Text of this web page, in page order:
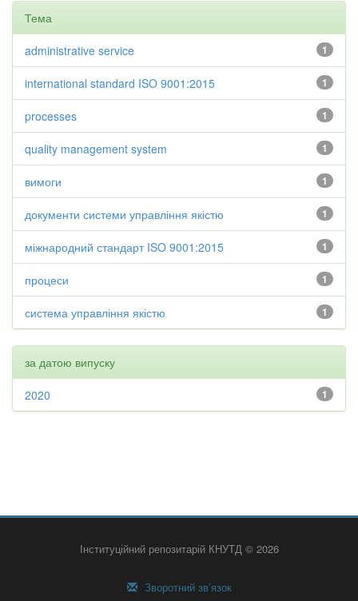
Тема
1
administrative service
1
international standard ISO 9001:2015
1
processes
1
quality management system
1
вимоги
1
документи системи управління якістю
1
міжнародний стандарт ISO 9001:2015
1
процеси
1
система управління якістю
за датою випуску
1
2020
Інституційний репозитарій КНУТД © 2026
Зворотний зв’язок